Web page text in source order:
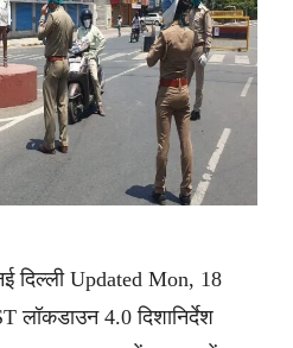
दिल्ली Updated Mon, 18
4.0 दिशानिर्देश